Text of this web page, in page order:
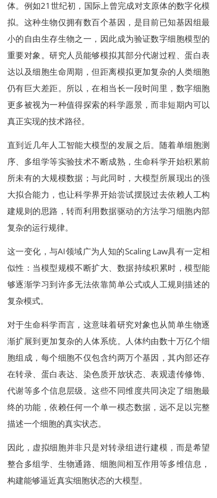
体。例如21世纪初，国际上曾完成对支原体的数字化模
拟。这种生物仅拥有数百个基因，是目前已知基因组最
小的自由生存生物之一，因此成为验证数字细胞模型的
重要对象。研究人员能够模拟其部分代谢过程、蛋白表
达以及细胞生命周期，但距离模拟更加复杂的人类细胞
仍有巨大差距。所以，在相当长一段时间里，数字细胞
更多被视为一种值得探索的科学愿景，而非短期内可以
真正实现的技术路径。
直到近几年人工智能大模型的发展之后。随着单细胞测
序、多组学等实验技术不断成熟，生命科学开始积累前
所未有的大规模数据；与此同时，大模型所展现出的强
大拟合能力，也让科学界开始尝试摆脱过去依赖人工构
建规则的思路，转而利用数据驱动的方法学习细胞内部
复杂的运行规律。
这一变化，与AI领域广为人知的Scaling Law具有一定相
似性：当模型规模不断扩大、数据持续积累时，模型能
够逐渐学习到许多无法依靠简单公式或人工规则描述的
复杂模式。
对于生命科学而言，这意味着研究对象也从简单生物逐
渐扩展到更加复杂的人体系统。人体约由数十万亿个细
胞组成，每个细胞不仅包含约两万个基因，其内部还存
在转录、蛋白表达、染色质开放状态、表观遗传修饰、
代谢等多个信息层级。这些不同维度共同决定了细胞最
终的功能，依赖任何一个单一模态数据，远不足以完整
描述一个细胞的真实状态。
因此，虚拟细胞并非只是对转录组进行建模，而是希望
整合多组学、生物通路、细胞间相互作用等多维信息，
构建能够逼近真实细胞状态的大模型。